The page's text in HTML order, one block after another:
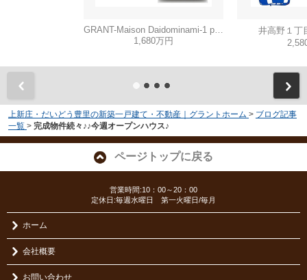
1,680万円
井高野１
上新庄・だいどう豊里の新築一戸建て・不動産｜グラントホーム > ブログ記事
一覧 > 完成物件続々♪♪今週オープンハウス♪
ページトップに戻る
営業時間:10：00～20：00
定休日:毎週水曜日 第一火曜日/毎月
ホーム
会社概要
お問い合わせ